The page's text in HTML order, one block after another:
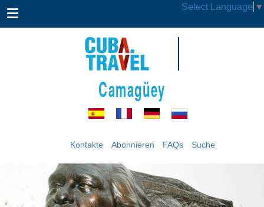
Select Language ▼
Camagüey
Kontakte Abonnieren FAQs Suche